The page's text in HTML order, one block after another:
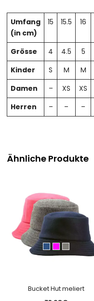
Umfang
(in cm)
15 15.5 16
Grösse 4 4.5 5
Kinder
S M M
Damen
– XS XS
Herren
– – –
Ähnliche Produkte
Bucket Hut meliert